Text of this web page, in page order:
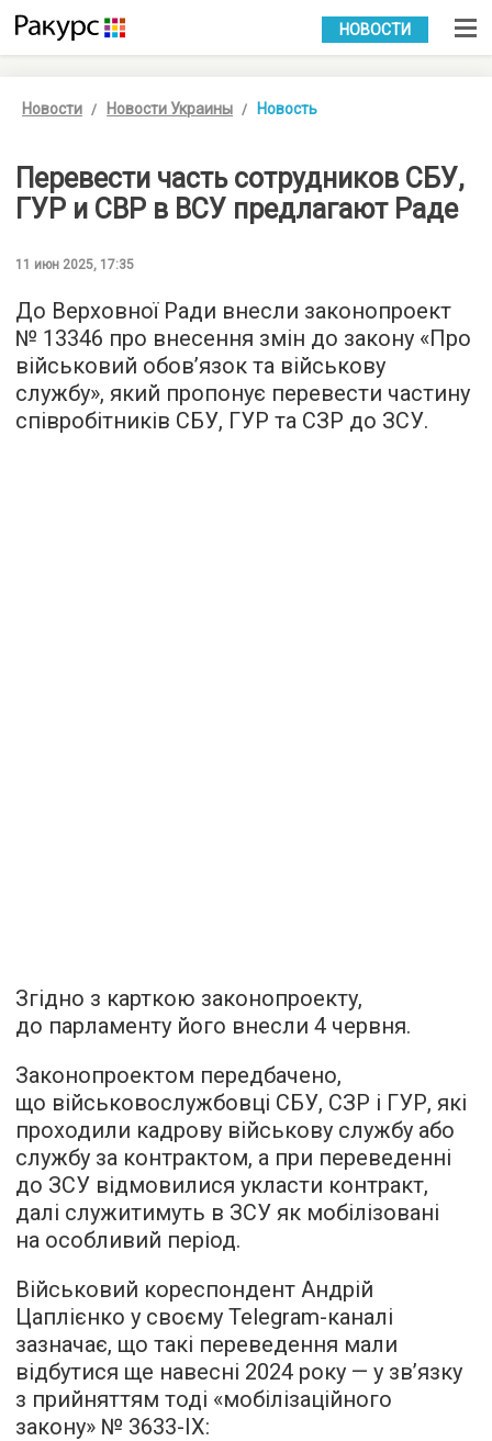
УКР РУС
НОВОСТИ
Новости Новости Украины Новость
Перевести часть сотрудников СБУ,
ГУР и СВР в ВСУ предлагают Раде
11 июн 2025, 17:35
До Верховної Ради внесли законопроект
№ 13346 про внесення змін до закону «Про
військовий обов’язок та військову
службу», який пропонує перевести частину
співробітників СБУ, ГУР та СЗР до ЗСУ.
Згідно з карткою законопроекту,
до парламенту його внесли 4 червня.
Законопроектом передбачено,
що військовослужбовці СБУ, СЗР і ГУР, які
проходили кадрову військову службу або
службу за контрактом, а при переведенні
до ЗСУ відмовилися укласти контракт,
далі служитимуть в ЗСУ як мобілізовані
на особливий період.
Військовий кореспондент Андрій
Цаплієнко у своєму Telegram-каналі
зазначає, що такі переведення мали
відбутися ще навесні 2024 року — у зв’язку
з прийняттям тоді «мобілізаційного
закону» № 3633-ІХ: